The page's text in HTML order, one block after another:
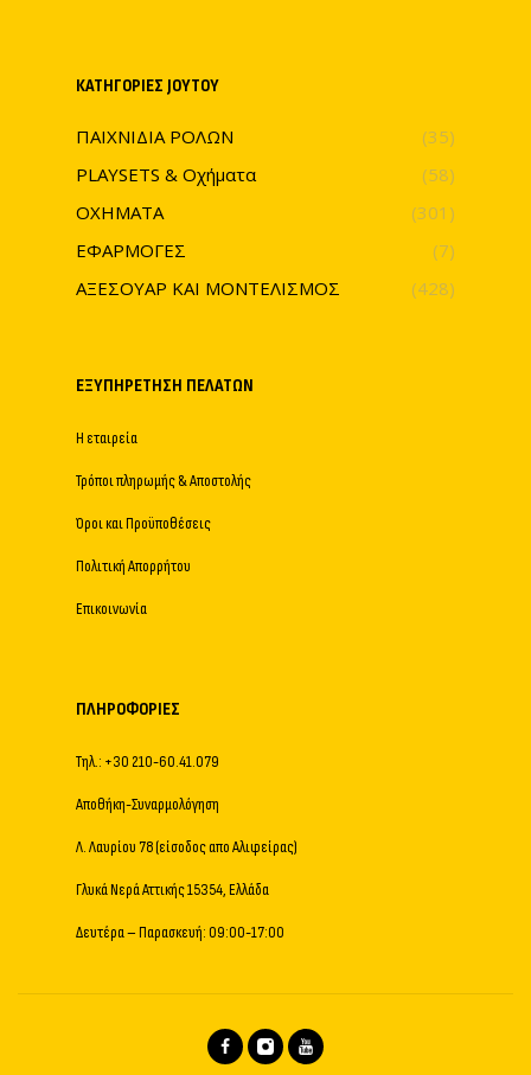
ΚΑΤΗΓΟΡΊΕΣ JOYTOY
ΠΑΙΧΝΙΔΙΑ ΡΟΛΩΝ
(35)
PLAYSETS & Οχήματα
(58)
ΟΧΗΜΑΤΑ
(301)
ΕΦΑΡΜΟΓΕΣ
(7)
ΑΞΕΣΟΥΑΡ ΚΑΙ ΜΟΝΤΕΛΙΣΜΟΣ
(428)
ΕΞΥΠΗΡΈΤΗΣΗ ΠΕΛΑΤΏΝ
Η εταιρεία
Τρόποι πληρωμής & Αποστολής
Όροι και Προϋποθέσεις
Πολιτική Απορρήτου
Επικοινωνία
ΠΛΗΡΟΦΟΡΊΕΣ
Τηλ.: +30 210-60.41.079
Αποθήκη-Συναρμολόγηση
Λ. Λαυρίου 78 (είσοδος απο Αλιφείρας)
Γλυκά Νερά Αττικής 15354, Ελλάδα
Δευτέρα – Παρασκευή: 09:00-17:00